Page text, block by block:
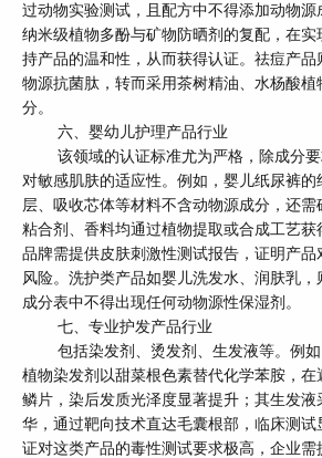
过动物实验测试，且配方中不得添加动物
纳米级植物多酚与矿物防晒剂的复配，在
持产品的温和性，从而获得认证。祛痘产
物源抗菌肽，转而采用茶树精油、水杨酸
分。
六、婴幼儿护理产品行业
该领域的认证标准尤为严格，除成分要
对敏感肌肤的适应性。例如，婴儿纸尿裤
层、吸收芯体等材料不含动物源成分，还
粘合剂、香料均通过植物提取或合成工艺
品牌需提供皮肤刺激性测试报告，证明产
风险。洗护类产品如婴儿洗发水、润肤乳，
成分表中不得出现任何动物源性保湿剂。
七、专业护发产品行业
包括染发剂、烫发剂、生发液等。例如
植物染发剂以甜菜根色素替代化学苯胺，
鳞片，染后发质光泽度显著提升；其生发
华，通过靶向技术直达毛囊根部，临床测试
证对这类产品的毒性测试要求极高，企业需